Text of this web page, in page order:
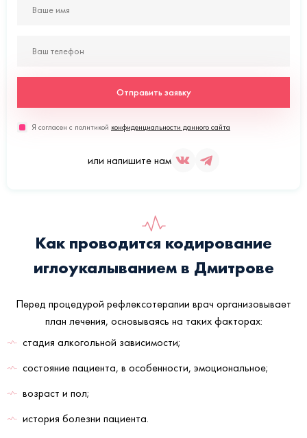
Отправить заявку
Я согласен с политикой конфиденциальности данного сайта
или напишите нам
Как проводится кодирование
иглоукалыванием в Дмитрове
Перед процедурой рефлексотерапии врач организовывает
план лечения, основываясь на таких факторах:
стадия алкогольной зависимости;
состояние пациента, в особенности, эмоциональное;
возраст и пол;
история болезни пациента.